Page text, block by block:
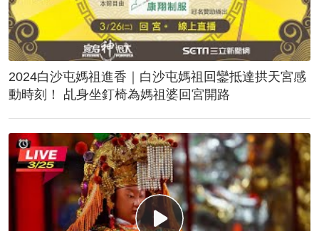
2024白沙屯媽祖進香｜白沙屯媽祖回鑾抵達拱天宮感
動時刻！ 乩身坐釘椅為媽祖婆回宮開路